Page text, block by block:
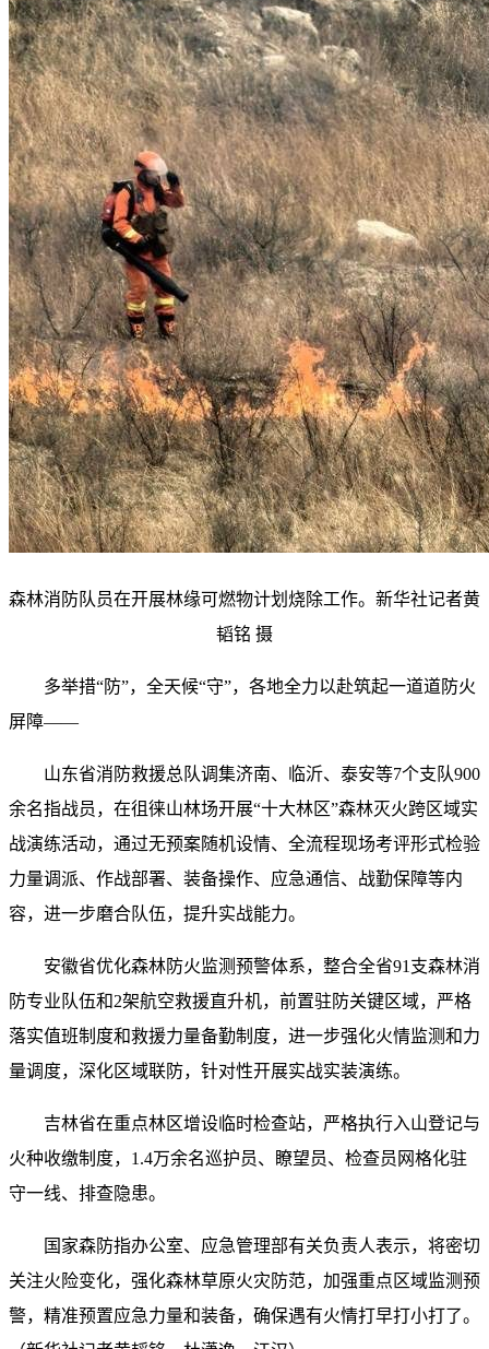
森林消防队员在开展林缘可燃物计划烧除工作。新华社记者黄
韬铭 摄
多举措“防”，全天候“守”，各地全力以赴筑起一道道防火
屏障——
山东省消防救援总队调集济南、临沂、泰安等7个支队900
余名指战员，在徂徕山林场开展“十大林区”森林灭火跨区域实
战演练活动，通过无预案随机设情、全流程现场考评形式检验
力量调派、作战部署、装备操作、应急通信、战勤保障等内
容，进一步磨合队伍，提升实战能力。
安徽省优化森林防火监测预警体系，整合全省91支森林消
防专业队伍和2架航空救援直升机，前置驻防关键区域，严格
落实值班制度和救援力量备勤制度，进一步强化火情监测和力
量调度，深化区域联防，针对性开展实战实装演练。
吉林省在重点林区增设临时检查站，严格执行入山登记与
火种收缴制度，1.4万余名巡护员、瞭望员、检查员网格化驻
守一线、排查隐患。
国家森防指办公室、应急管理部有关负责人表示，将密切
关注火险变化，强化森林草原火灾防范，加强重点区域监测预
警，精准预置应急力量和装备，确保遇有火情打早打小打了。